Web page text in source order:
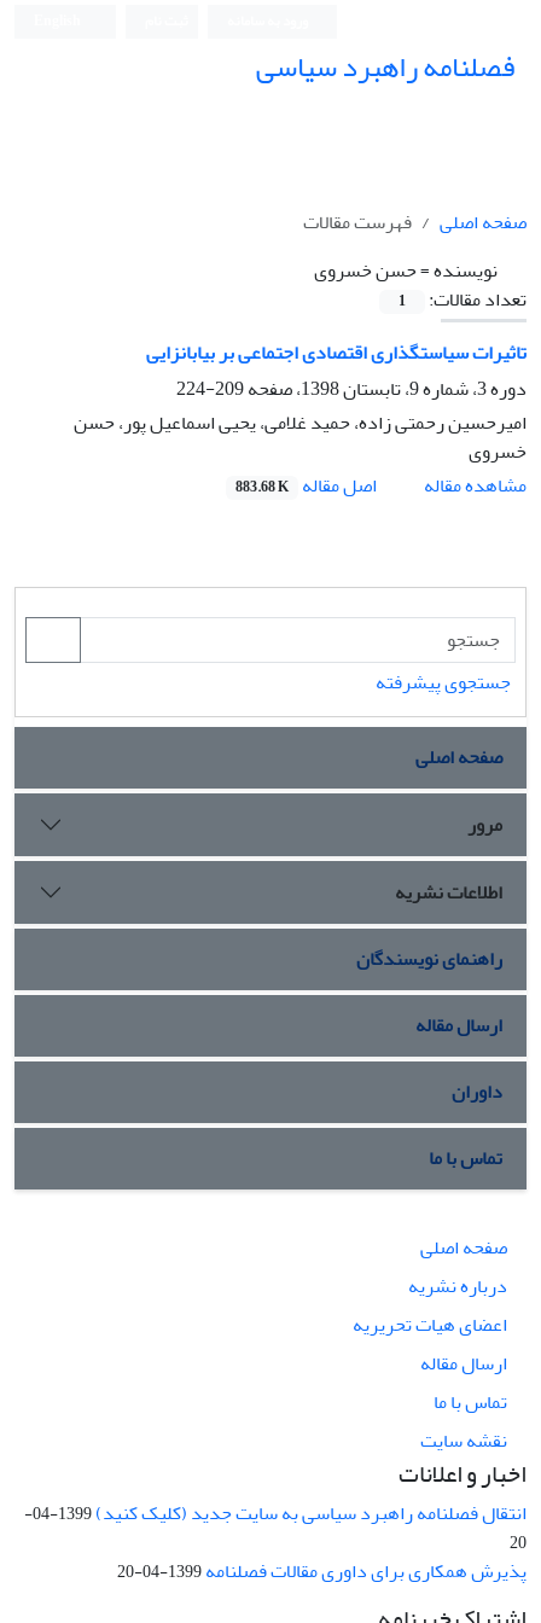
فصلنامه راهبرد سیاسی
صفحه اصلی
فهرست مقالات
نویسنده =حسن خسروی
تعداد مقالات:
1
تاثیرات سیاستگذاری اقتصادی اجتماعی بر بیابانزایی
دوره 3، شماره 9، تابستان 1398، صفحه
209-224
امیرحسین رحمتی زاده، حمید غلامی، یحیی اسماعیل پور، حسن
خسروی
مشاهده مقاله
اصل مقاله 883.68 K
جستجوی پیشرفته
صفحه اصلی
مرور
اطلاعات نشریه
راهنمای نویسندگان
ارسال مقاله
داوران
تماس با ما
صفحه اصلی
درباره نشریه
اعضای هیات تحریریه
ارسال مقاله
تماس با ما
نقشه سایت
اخبار و اعلانات
انتقال فصلنامه راهبرد سیاسی به سایت جدید (کلیک کنید)
1399-04-
20
پذیرش همکاری برای داوری مقالات فصلنامه1399-04-20